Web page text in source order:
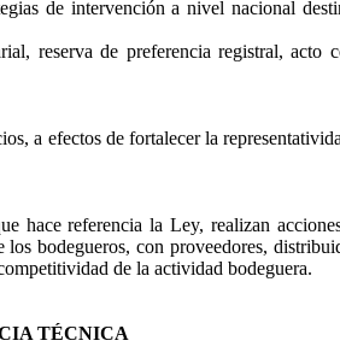
de intervención a nivel nacional
reserva de preferencia registral,
a efectos de fortalecer la
referencia la Ley, realizan
bodegueros, con proveedores,
de la actividad bodeguera.
TÉCNICA